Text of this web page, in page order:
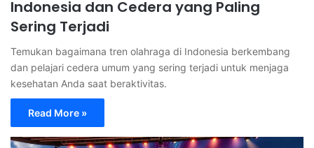
Indonesia dan Cedera yang Paling
Sering Terjadi
Temukan bagaimana tren olahraga di Indonesia berkembang
dan pelajari cedera umum yang sering terjadi untuk menjaga
kesehatan Anda saat beraktivitas.
Read More »